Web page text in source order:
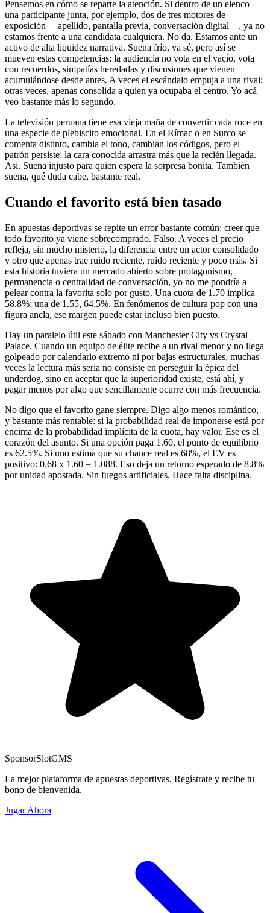
Pensemos en cómo se reparte la atención. Si dentro de un elenco
una participante junta, por ejemplo, dos de tres motores de
exposición —apellido, pantalla previa, conversación digital—, ya no
estamos frente a una candidata cualquiera. No da. Estamos ante un
activo de alta liquidez narrativa. Suena frío, ya sé, pero así se
mueven estas competencias: la audiencia no vota en el vacío, vota
con recuerdos, simpatías heredadas y discusiones que vienen
acumulándose desde antes. A veces el escándalo empuja a una rival;
otras veces, apenas consolida a quien ya ocupaba el centro. Yo acá
veo bastante más lo segundo.
La televisión peruana tiene esa vieja maña de convertir cada roce en
una especie de plebiscito emocional. En el Rímac o en Surco se
comenta distinto, cambia el tono, cambian los códigos, pero el
patrón persiste: la cara conocida arrastra más que la recién llegada.
Así. Suena injusto para quien espera la sorpresa bonita. También
suena, qué duda cabe, bastante real.
Cuando el favorito está bien tasado
En apuestas deportivas se repite un error bastante común: creer que
todo favorito ya viene sobrecomprado. Falso. A veces el precio
refleja, sin mucho misterio, la diferencia entre un actor consolidado
y otro que apenas trae ruido reciente, ruido reciente y poco más. Si
esta historia tuviera un mercado abierto sobre protagonismo,
permanencia o centralidad de conversación, yo no me pondría a
pelear contra la favorita solo por gusto. Una cuota de 1.70 implica
58.8%; una de 1.55, 64.5%. En fenómenos de cultura pop con una
figura ancla, ese margen puede estar incluso bien puesto.
Hay un paralelo útil este sábado con Manchester City vs Crystal
Palace. Cuando un equipo de élite recibe a un rival menor y no llega
golpeado por calendario extremo ni por bajas estructurales, muchas
veces la lectura más seria no consiste en perseguir la épica del
underdog, sino en aceptar que la superioridad existe, está ahí, y
pagar menos por algo que sencillamente ocurre con más frecuencia.
No digo que el favorito gane siempre. Digo algo menos romántico,
y bastante más rentable: si la probabilidad real de imponerse está por
encima de la probabilidad implícita de la cuota, hay valor. Ese es el
corazón del asunto. Si una opción paga 1.60, el punto de equilibrio
es 62.5%. Si uno estima que su chance real es 68%, el EV es
positivo: 0.68 x 1.60 = 1.088. Eso deja un retorno esperado de 8.8%
por unidad apostada. Sin fuegos artificiales. Hace falta disciplina.
SponsorSlotGMS
La mejor plataforma de apuestas deportivas. Regístrate y recibe tu
bono de bienvenida.
Jugar Ahora